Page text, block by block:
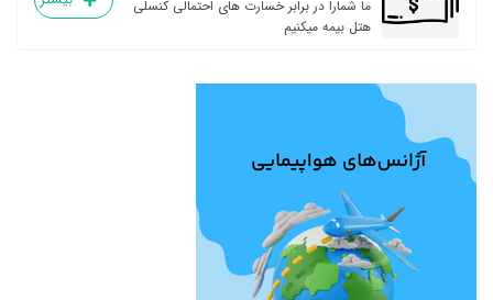
ما شمارا در برابر خسارت های احتمالی کنسلی
هتل بیمه میکنیم